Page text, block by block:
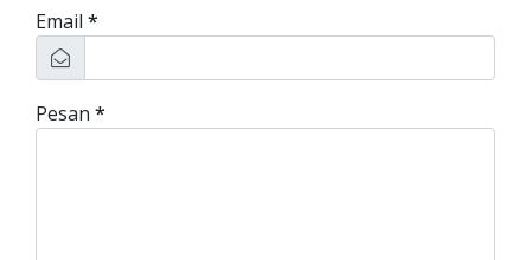
Email *
Pesan *